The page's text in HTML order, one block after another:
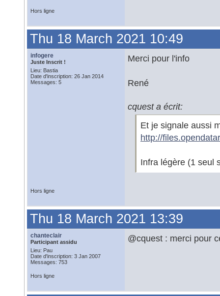
Hors ligne
Thu 18 March 2021 10:49
infogere
Juste Inscrit !
Lieu: Bastia
Date d'inscription: 26 Jan 2014
Messages: 5
Merci pour l'info
René
cquest a écrit:
Et je signale aussi
http://
Infra légère (1 seul
Hors ligne
Thu 18 March 2021 13:39
chanteclair
Participant assidu
Lieu: Pau
Date d'inscription: 3 Jan 2007
Messages: 753
@cquest : merci pour
Hors ligne